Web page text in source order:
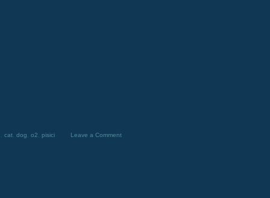
cat dog o2 pisici Leave a Comment